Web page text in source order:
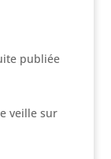
publiée
veille sur